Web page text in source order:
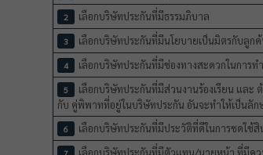
เลือกบริษัทประกันที่มีธรรมภิบาล
เลือกบริษัทประกันที่มีนโยบายเป็นมิตรกับลู
เลือกบริษัทประกันที่มีช่องทางสะดวกในการ
เลือกบริษัทประกันที่มีส่วนงานร้องเรียน และ
กับ คู่พิพาทที่อยู่ในบริษัทประกัน อันจะทำให้เป็นลั
เลือกบริษัทประกันที่มีประวัติที่ดีในการชดใช้สิ
เลือกบริษัทประกันที่มีตัวแทน/นายหน้า ที่มีค